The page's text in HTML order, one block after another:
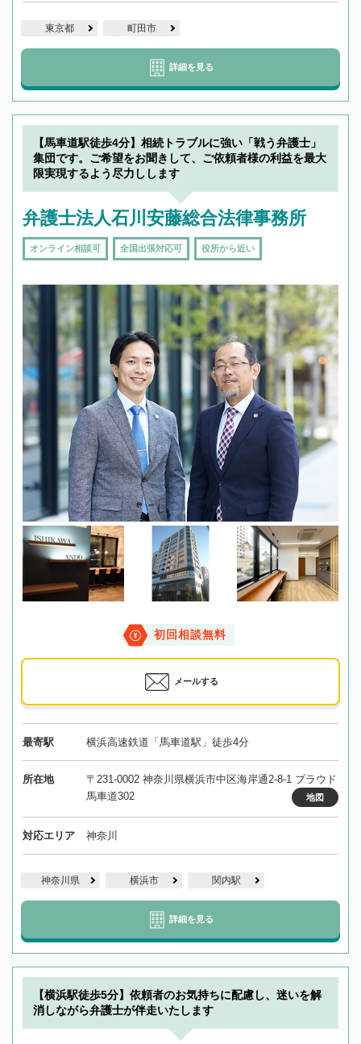
東京都 町田市
詳細を見る
【馬車道駅徒歩4分】相続トラブルに強い「戦う弁護士」
集団です。ご希望をお聞きして、ご依頼者様の利益を最大
限実現するよう尽力しします
弁護士法人石川安藤総合法律事務所
オンライン相談可 全国出張対応可 役所から近い
初回相談無料
メールする
最寄駅 横浜高速鉄道「馬車道駅」徒歩4分
所在地
〒231-0002 神奈川県横浜市中区海岸通2-8-1 プラウド
馬車道302
地図
対応エリア 神奈川
神奈川県 横浜市 関内駅
詳細を見る
【横浜駅徒歩5分】依頼者のお気持ちに配慮し、迷いを解
消しながら弁護士が伴走いたします